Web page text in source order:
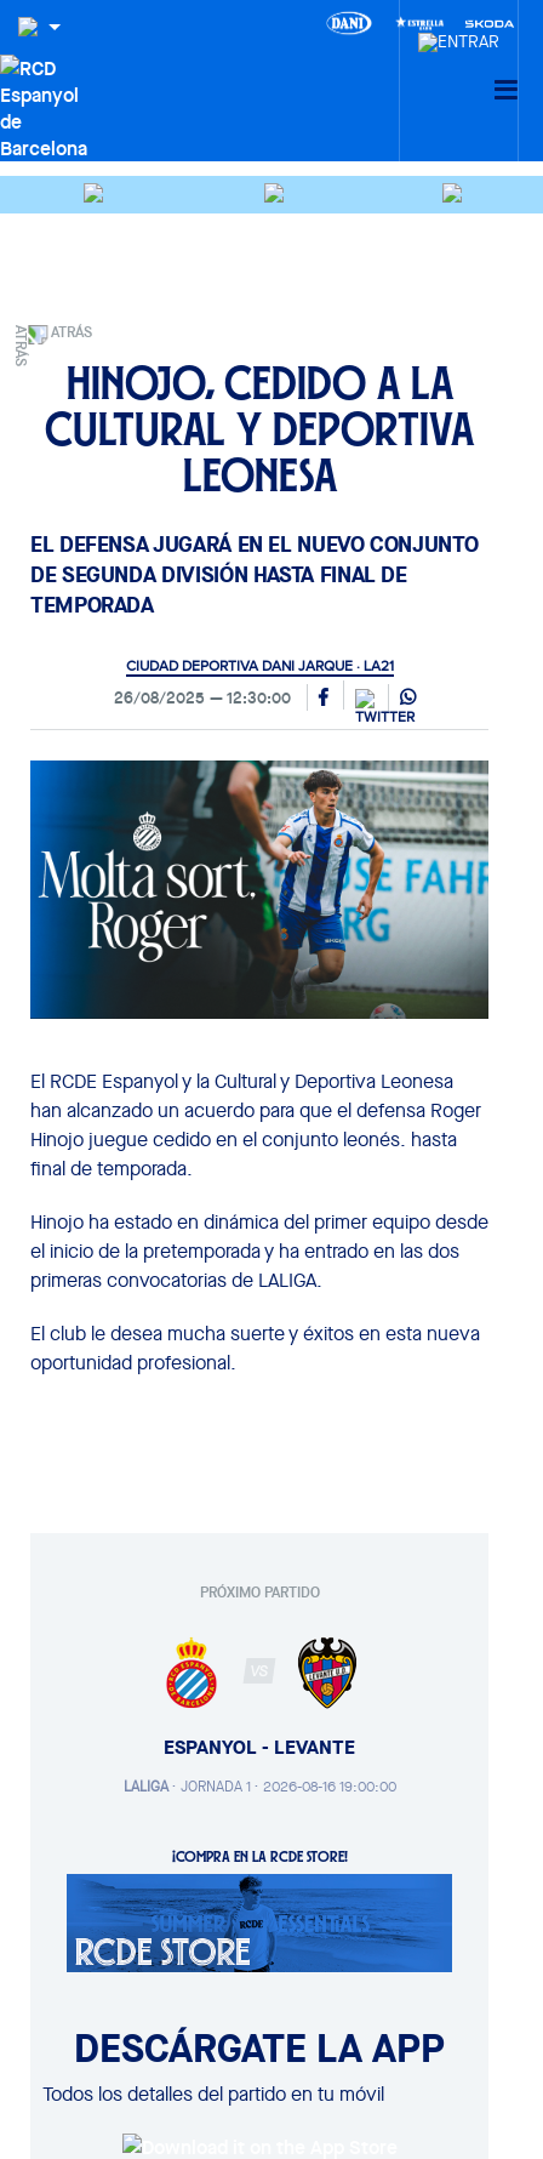
ATRÁS
Hinojo, cedido a la
Cultural y Deportiva
Leonesa
EL DEFENSA JUGARÁ EN EL NUEVO CONJUNTO
DE SEGUNDA DIVISIÓN HASTA FINAL DE
TEMPORADA
CIUDAD DEPORTIVA DANI JARQUE · LA21
26/08/2025 12:30:00
El RCDE Espanyol y la Cultural y Deportiva Leonesa
han alcanzado un acuerdo para que el defensa Roger
Hinojo juegue cedido en el conjunto leonés. hasta
final de temporada.
Hinojo ha estado en dinámica del primer equipo desde
el inicio de la pretemporada y ha entrado en las dos
primeras convocatorias de LALIGA.
El club le desea mucha suerte y éxitos en esta nueva
oportunidad profesional.
PRÓXIMO PARTIDO
VS
ESPANYOL - LEVANTE
LALIGA· JORNADA 1 · 2026-08-16 19:00:00
¡COMPRA EN LA RCDE STORE!
DESCÁRGATE LA APP
Todos los detalles del partido en tu móvil